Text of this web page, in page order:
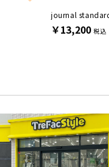
journal
￥13,200 税込